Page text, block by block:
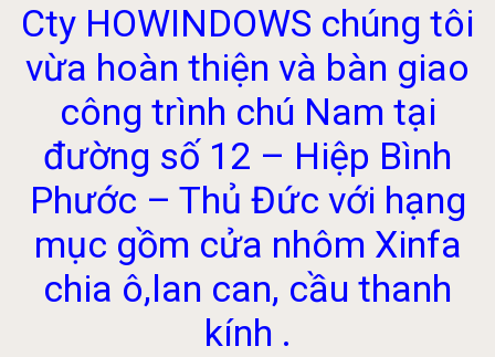
Cty HOWINDOWS chúng tôi
vừa hoàn thiện và bàn giao
công trình chú Nam tại
đường số 12 – Hiệp Bình
Phước – Thủ Đức với hạng
mục gồm cửa nhôm Xinfa
chia ô,lan can, cầu thanh
kính .